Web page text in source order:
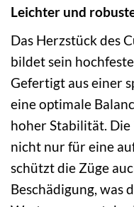
Leichter und
Das Herzstück des
bildet sein
Gefertigt aus einer
eine optimale
hoher Stabilität.
nicht nur für eine
schützt die Züge
Beschädigung, was